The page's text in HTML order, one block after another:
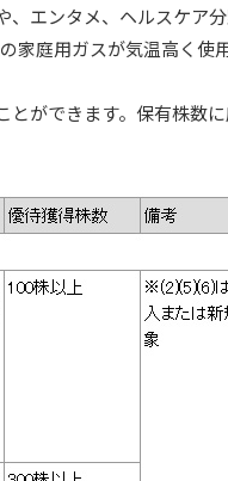
、エンタメ、ヘルスケア
家庭用ガスが気温高く使
ができます。保有株数